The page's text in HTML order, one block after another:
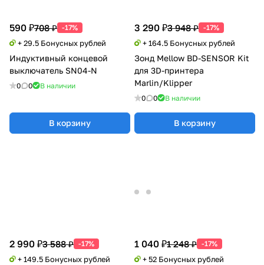
590 ₽708 ₽ -17%
+ 29.5 Бонусных рублей
Индуктивный концевой
выключатель SN04-N
0 0 В наличии
В корзину
3 290 ₽3 948 ₽ -17%
+ 164.5 Бонусных рублей
Зонд Mellow BD-SENSOR Kit
для 3D-принтера
Marlin/Klipper
0 0 В наличии
В корзину
2 990 ₽3 588 ₽ -17%
+ 149.5 Бонусных рублей
1 040 ₽1 248 ₽ -17%
+ 52 Бонусных рублей